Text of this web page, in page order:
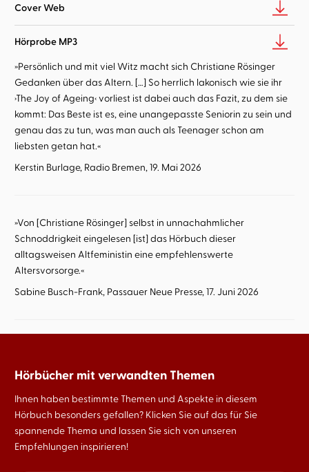
Cover Web
Hörprobe MP3
»Persönlich und mit viel Witz macht sich Christiane Rösinger
Gedanken über das Altern. […] So herrlich lakonisch wie sie ihr
›The Joy of Ageing‹ vorliest ist dabei auch das Fazit, zu dem sie
kommt: Das Beste ist es, eine unangepasste Seniorin zu sein und
genau das zu tun, was man auch als Teenager schon am
liebsten getan hat.«
Kerstin Burlage, Radio Bremen, 19. Mai 2026
»Von [Christiane Rösinger] selbst in unnachahmlicher
Schnoddrigkeit eingelesen [ist] das Hörbuch dieser
alltagsweisen Altfeministin eine empfehlenswerte
Altersvorsorge.«
Sabine Busch-Frank, Passauer Neue Presse, 17. Juni 2026
Hörbücher mit verwandten Themen
Ihnen haben bestimmte Themen und Aspekte in diesem
Hörbuch besonders gefallen? Klicken Sie auf das für Sie
spannende Thema und lassen Sie sich von unseren
Empfehlungen inspirieren!